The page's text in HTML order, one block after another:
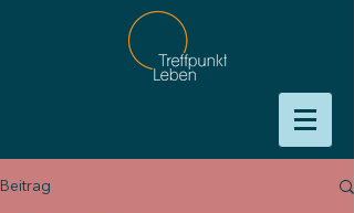
Beitrag